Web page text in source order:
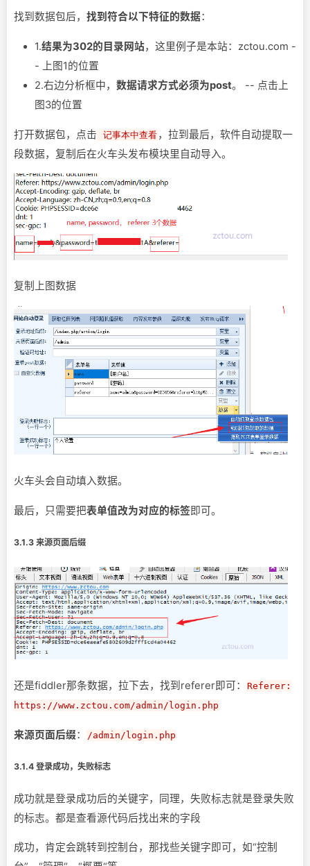
找到数据包后， 找到符合以下特征的数据：
1.结果为302的目录网站，这里例子是本站：zctou.com -
- 上图1的位置
2.右边分析框中， 数据请求方式必须为post。 -- 点击上
图3的位置
打开数据包，点击 记事本中查看 ，拉到最后，软件自动提取一
段数据，复制后在火车头发布模块里自动导入。
复制上图数据
火车头会自动填入数据。
最后，只需要把表单值改为对应的标签即可。
3.1.3 来源页面后缀
还是fiddler那条数据，拉下去，找到referer即可：
Referer:
https://www.zctou.com/admin/login.php
来源页面后缀： /admin/login.php
3.1.4 登录成功，失败标志
成功就是登录成功后的关键字，同理，失败标志就是登录失败
的标志。都是查看源代码后找出来的字段
成功，肯定会跳转到控制台，那找些关键字即可，如“控制